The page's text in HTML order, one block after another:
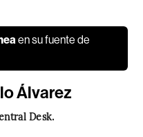
en su fuente de
Álvarez
Desk.